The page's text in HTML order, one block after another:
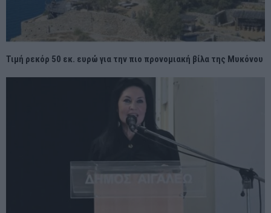
Τιμή ρεκόρ 50 εκ. ευρώ για την πιο προνομιακή βίλα της Μυκόνου